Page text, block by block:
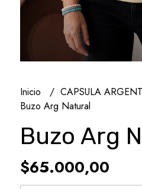
Inicio
CAPSULA
Buzo Arg Natural
Buzo Arg
$65.000,00